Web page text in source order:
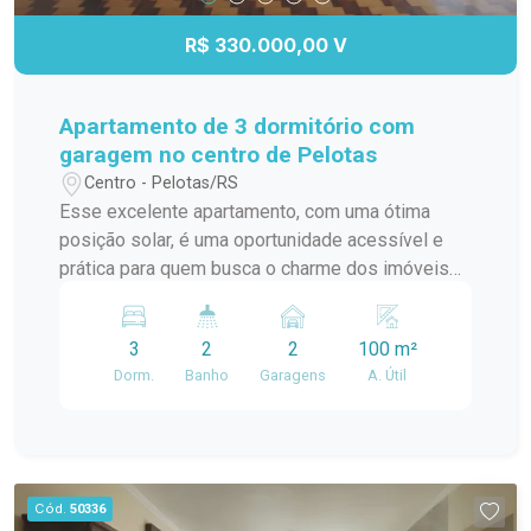
R$ 330.000,00 V
Apartamento de 3 dormitório com
garagem no centro de Pelotas
Centro - Pelotas/RS
Esse excelente apartamento, com uma ótima
posição solar, é uma oportunidade acessível e
prática para quem busca o charme dos imóveis
imóvel dispõe de generosos 100m² de área útil.
A planta funcional conta com 3 dormitórios mais
dependência completa com área de serviço, uma
ganha destaque com o elegante piso em taco de
madeira nas áreas secas, trazendo conforto
3
Dorm.
2
Banho
2
Garagens
100 m²
A. Útil
Cód. 50336